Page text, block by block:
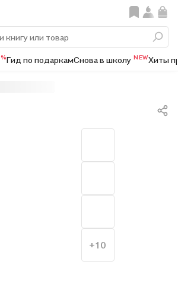
%Гид по подаркамСнова в школу NEWХиты
+10